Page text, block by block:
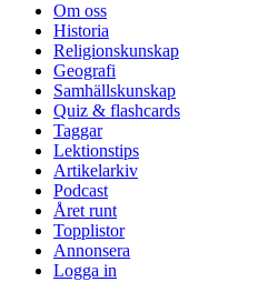
Om oss
Historia
Religionskunskap
Geografi
Samhällskunskap
Quiz & flashcards
Taggar
Lektionstips
Artikelarkiv
Podcast
Året runt
Topplistor
Annonsera
Logga in